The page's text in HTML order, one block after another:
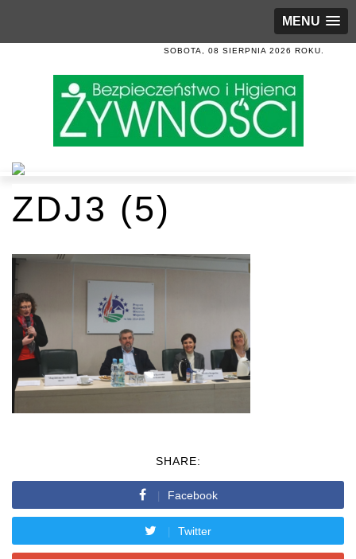
MENU
SOBOTA, 08 SIERPNIA 2026 ROKU.
ZDJ3 (5)
SHARE:
Facebook
Twitter